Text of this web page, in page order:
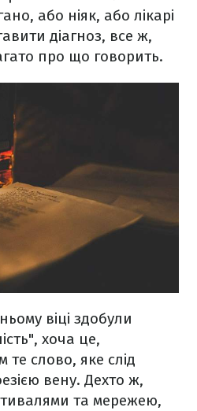
або ніяк, або лікарі
діагноз, все ж,
про що говорить.
віці здобули
хоча це,
те слово, яке слід
вену. Дехто ж,
та мережею,